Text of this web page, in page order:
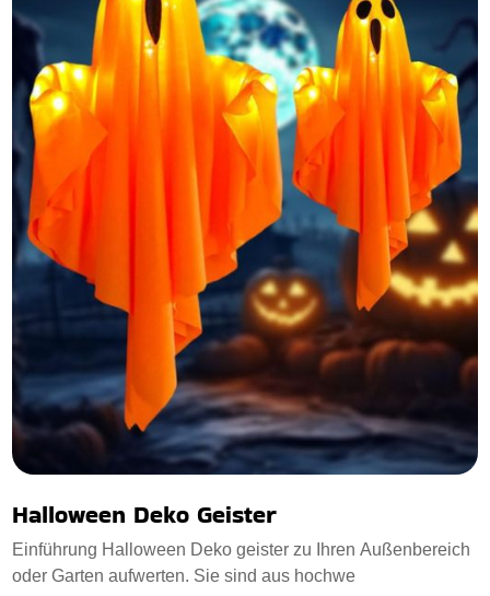
Halloween Deko Geister
Einführung Halloween Deko geister zu Ihren Außenbereich
oder Garten aufwerten. Sie sind aus hochwe